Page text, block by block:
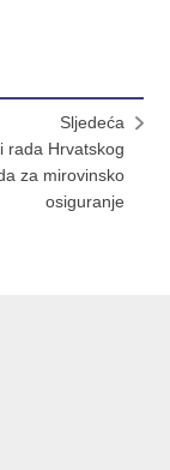
Sljedeća
rada Hrvatskog
za mirovinsko
osiguranje